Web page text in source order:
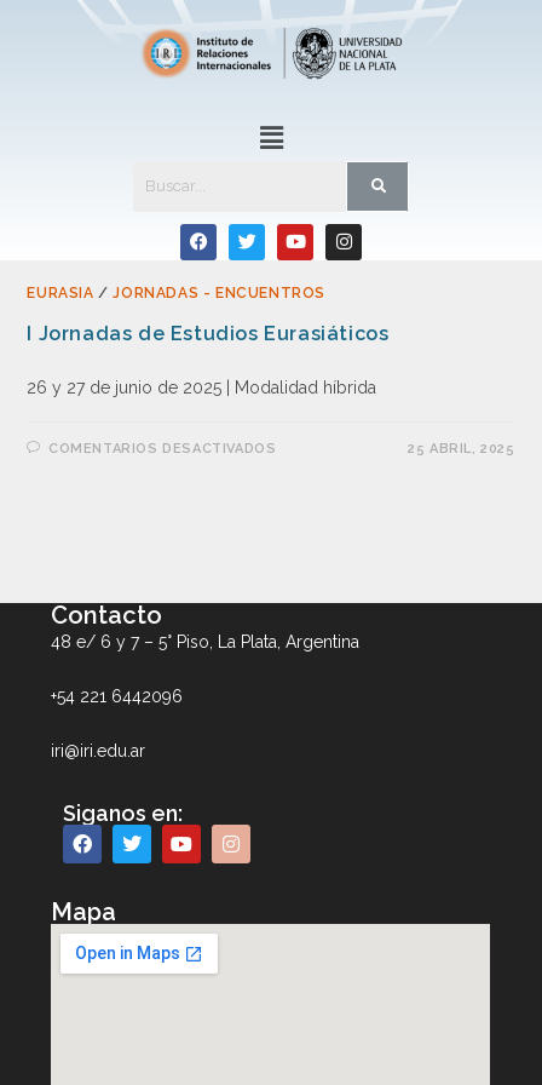
EURASIA /JORNADAS - ENCUENTROS
I Jornadas de Estudios Eurasiáticos
26 y 27 de junio de 2025 | Modalidad híbrida
COMENTARIOS DESACTIVADOS 25 ABRIL, 2025
Contacto
48 e/ 6 y 7 – 5° Piso, La Plata, Argentina
+54 221 6442096
iri@iri.edu.ar
Siganos en:
Mapa